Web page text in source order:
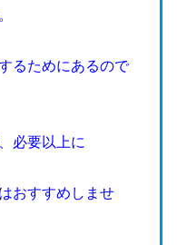
るためにあるので
必要以上に
おすすめしませ